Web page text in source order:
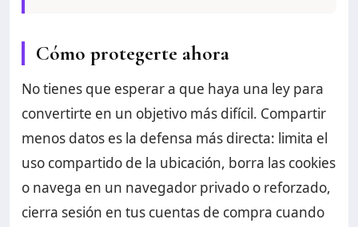
Cómo protegerte ahora
No tienes que esperar a que haya una ley para
convertirte en un objetivo más difícil. Compartir
menos datos es la defensa más directa: limita el
uso compartido de la ubicación, borra las cookies
o navega en un navegador privado o reforzado,
cierra sesión en tus cuentas de compra cuando